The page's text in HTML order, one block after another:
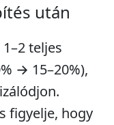
után
teljes
→ 15–20%),
figyelje, hogy